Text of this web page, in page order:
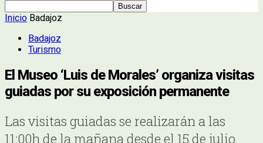
Inicio Badajoz
Badajoz
Turismo
El Museo ‘Luis de Morales’ organiza visitas
guiadas por su exposición permanente
Las visitas guiadas se realizarán a las
11:00h de la mañana desde el 15 de julio